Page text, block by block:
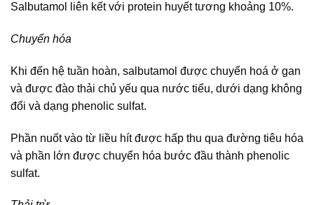
Salbutamol liên kết với protein huyết tương khoảng 10%.
Chuyển hóa
Khi đến hệ tuần hoàn, salbutamol được chuyển hoá ở gan
và được đào thải chủ yếu qua nước tiểu, dưới dạng không
đổi và dạng phenolic sulfat.
Phần nuốt vào từ liều hít được hấp thu qua đường tiêu hóa
và phần lớn được chuyển hóa bước đầu thành phenolic
sulfat.